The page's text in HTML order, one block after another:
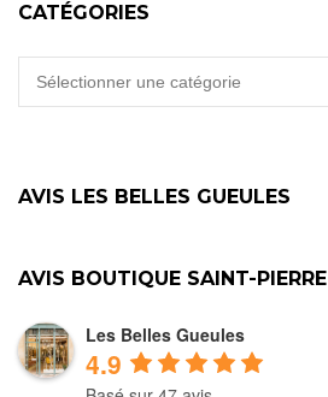
CATÉGORIES
CATÉGORIES
AVIS LES BELLES GUEULES
AVIS BOUTIQUE SAINT-PIERRE
Les Belles Gueules
4.9